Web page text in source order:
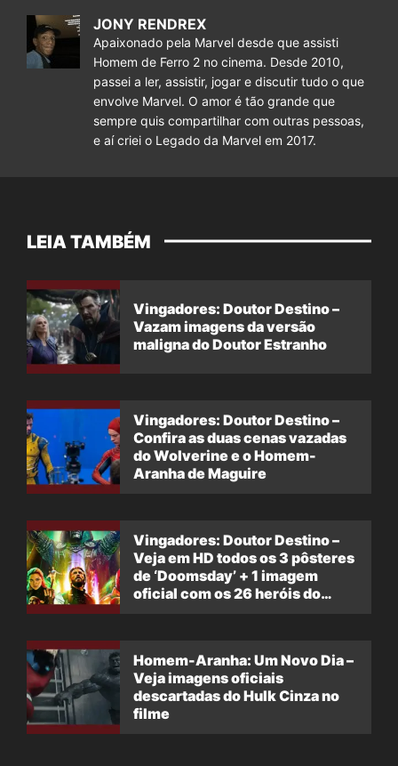
JONY RENDREX
Apaixonado pela Marvel desde que assisti
Homem de Ferro 2 no cinema. Desde 2010,
passei a ler, assistir, jogar e discutir tudo o que
envolve Marvel. O amor é tão grande que
sempre quis compartilhar com outras pessoas,
e aí criei o Legado da Marvel em 2017.
LEIA TAMBÉM
Vingadores: Doutor Destino –
Vazam imagens da versão
maligna do Doutor Estranho
Vingadores: Doutor Destino –
Confira as duas cenas vazadas
do Wolverine e o Homem-
Aranha de Maguire
Vingadores: Doutor Destino –
Veja em HD todos os 3 pôsteres
de ‘Doomsday’ + 1 imagem
oficial com os 26 heróis do
Homem-Aranha: Um Novo Dia –
Veja imagens oficiais
descartadas do Hulk Cinza no
filme